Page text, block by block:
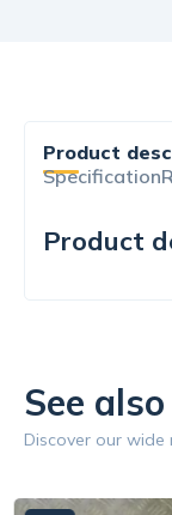
Product
Specification
Product
See also
Discover our